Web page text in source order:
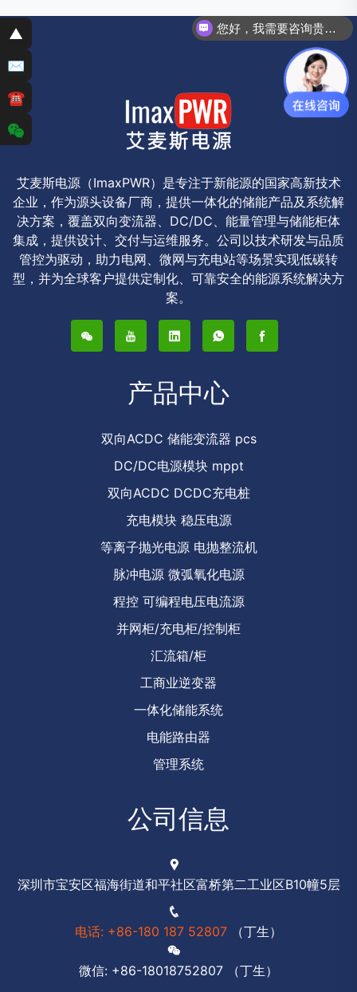
▲
✉
☎
艾麦斯电源（ImaxPWR）是专注于新能源的国家高新技术
企业，作为源头设备厂商，提供一体化的储能产品及系统解
决方案，覆盖双向变流器、DC/DC、能量管理与储能柜体
集成，提供设计、交付与运维服务。公司以技术研发与品质
管控为驱动，助力电网、微网与充电站等场景实现低碳转
型，并为全球客户提供定制化、可靠安全的能源系统解决方
案。
产品中心
双向ACDC 储能变流器 pcs
DC/DC电源模块 mppt
双向ACDC DCDC充电桩
充电模块 稳压电源
等离子抛光电源 电抛整流机
脉冲电源 微弧氧化电源
程控 可编程电压电流源
并网柜/充电柜/控制柜
汇流箱/柜
工商业逆变器
一体化储能系统
电能路由器
管理系统
公司信息
深圳市宝安区福海街道和平社区富桥第二工业区B10幢5层
电话: +86-180 187 52807 （丁生）
微信: +86-18018752807 （丁生）
您好，我需要咨询贵司PCS储能变流器。